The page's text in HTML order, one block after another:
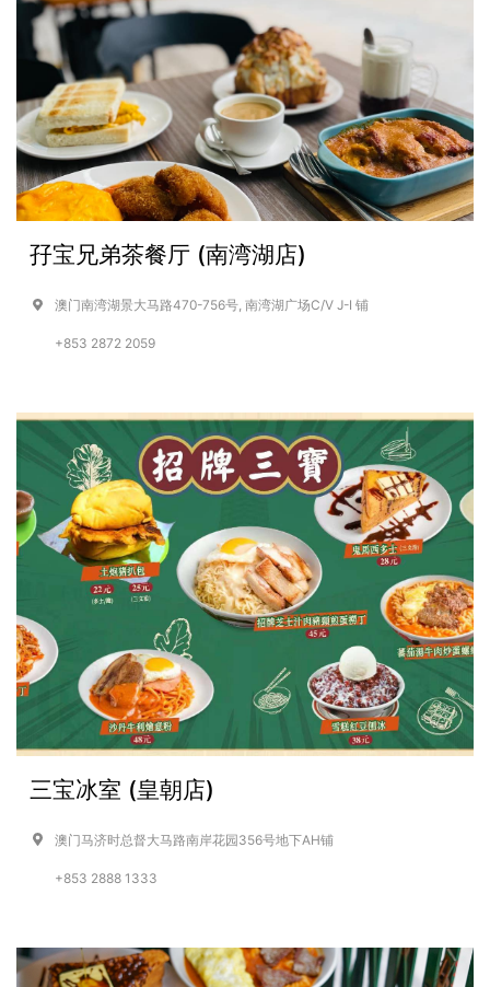
孖宝兄弟茶餐厅 (南湾湖店)
澳门南湾湖景大马路470-756号, 南湾湖广场C/V J-I 铺
+853 2872 2059
三宝冰室 (皇朝店)
澳门马济时总督大马路南岸花园356号地下AH铺
+853 2888 1333